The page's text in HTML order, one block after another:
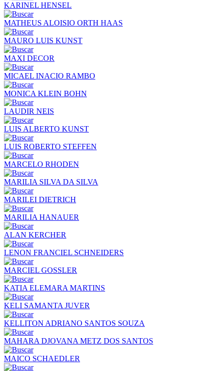
KARINEL HENSEL
MATHEUS ALOISIO ORTH HAAS
MAURO LUIS KUNST
MAXI DECOR
MICAEL INACIO RAMBO
MONICA KLEIN BOHN
LAUDIR NEIS
LUIS ALBERTO KUNST
LUIS ROBERTO STEFFEN
MARCELO RHODEN
MARILIA SILVA DA SILVA
MARILEI DIETRICH
MARILIA HANAUER
ALAN KERCHER
LENON FRANCIEL SCHNEIDERS
MARCIEL GOSSLER
KATIA ELEMARA MARTINS
KELI SAMANTA JUVER
KELLITON ADRIANO SANTOS SOUZA
MAHARA DJOVANA METZ DOS SANTOS
MAICO SCHAEDLER